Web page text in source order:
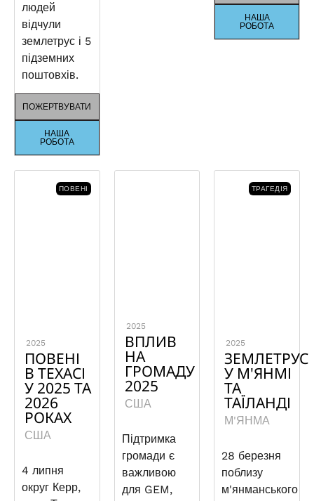
людей
відчули
землетрус і 5
підземних
поштовхів.
ПОЖЕРТВУВАТИ
НАША
РОБОТА
НАША
РОБОТА
ПОВЕНІ
2025
ПОВЕНІ
В ТЕХАСІ
У 2025 ТА
2026
РОКАХ
США
4 липня
округ Керр,
2025
ВПЛИВ
НА
ГРОМАДУ
2025
США
Підтримка
громади є
важливою
для GEM,
ТРАГЕДІЯ
2025
ЗЕМЛЕТРУС
У М'ЯНМІ
ТА
ТАЇЛАНДІ
М'ЯНМА
28 березня
поблизу
м'янманського